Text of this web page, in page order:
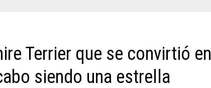
Terrier que se convirtió en
siendo una estrella